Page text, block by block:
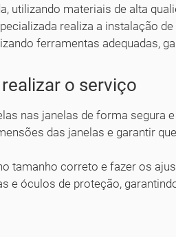
utilizando materiais de alta
realiza a instalação
ferramentas adequadas,
o serviço
nas janelas de forma segura
das janelas e garantir
tamanho correto e fazer os
e óculos de proteção,